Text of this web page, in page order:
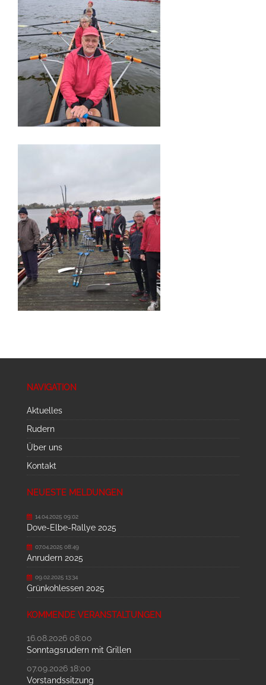
NAVIGATION
Aktuelles
Rudern
Über uns
Kontakt
NEUESTE MELDUNGEN
14.04.2025 09:02
Dove-Elbe-Rallye 2025
07.04.2025 08:49
Anrudern 2025
09.02.2025 13:34
Grünkohlessen 2025
KOMMENDE VERANSTALTUNGEN
16.08.2026 08:00
Sonntagsrudern mit Grillen
07.09.2026 18:00
Vorstandssitzung